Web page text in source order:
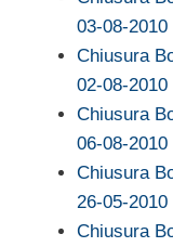
03-08-2010
Chiusura
02-08-2010
Chiusura
06-08-2010
Chiusura
26-05-2010
Chiusura